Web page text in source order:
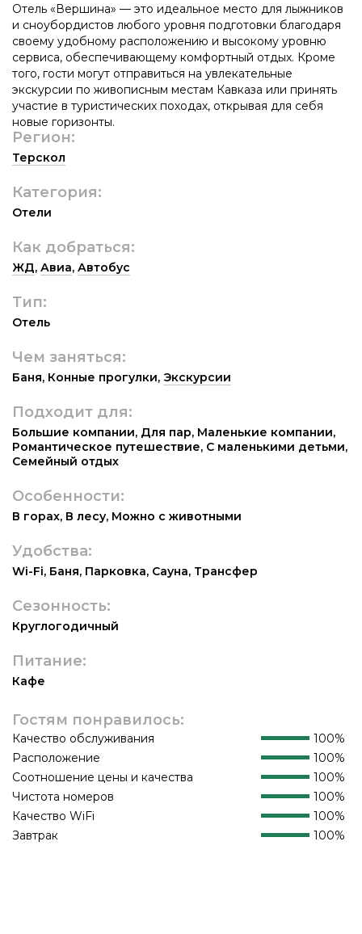
Отель «Вершина» — это идеальное место для лыжников
и сноубордистов любого уровня подготовки благодаря
своему удобному расположению и высокому уровню
сервиса, обеспечивающему комфортный отдых. Кроме
того, гости могут отправиться на увлекательные
экскурсии по живописным местам Кавказа или принять
участие в туристических походах, открывая для себя
новые горизонты.
Регион:
Терскол
Категория:
Отели
Как добраться:
ЖД, Авиа, Автобус
Тип:
Отель
Чем заняться:
Баня, Конные прогулки, Экскурсии
Подходит для:
Большие компании, Для пар, Маленькие компании,
Романтическое путешествие, С маленькими детьми,
Семейный отдых
Особенности:
В горах, В лесу, Можно с животными
Удобства:
Wi-Fi, Баня, Парковка, Сауна, Трансфер
Сезонность:
Круглогодичный
Питание:
Кафе
Гостям понравилось:
Качество обслуживания
100%
Расположение
100%
Соотношение цены и качества
100%
Чистота номеров
100%
Качество WiFi
100%
Завтрак
100%